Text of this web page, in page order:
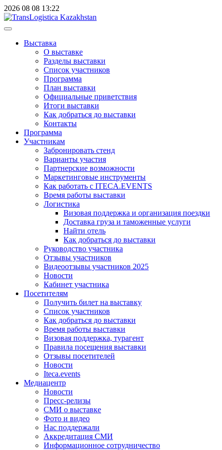
2026 08 08 13:22
Выставка
О выставке
Разделы выставки
Список участников
Программа
План выставки
Официальные приветствия
Итоги выставки
Как добраться до выставки
Контакты
Программа
Участникам
Забронировать стенд
Варианты участия
Партнерские возможности
Маркетинговые инструменты
Как работать с ITECA.EVENTS
Время работы выставки
Логистика
Визовая поддержка и организация поездки
Доставка груза и таможенные услуги
Найти отель
Как добраться до выставки
Руководство участника
Отзывы участников
Видеоотзывы участников 2025
Новости
Кабинет участника
Посетителям
Получить билет на выставку
Список участников
Как добраться до выставки
Время работы выставки
Визовая поддержка, турагент
Правила посещения выставки
Отзывы посетителей
Новости
Iteca.events
Медиацентр
Новости
Пресс-релизы
СМИ о выставке
Фото и видео
Нас поддержали
Аккредитация СМИ
Информационное сотрудничество